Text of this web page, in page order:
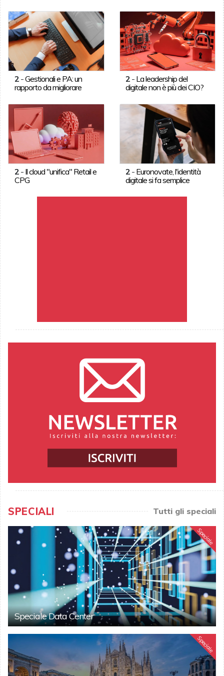
2-Gestionali e PA: un
rapporto da migliorare
2 - La leadership del
digitale non è più dei CIO?
2- Il cloud "unifica" Retail e
CPG
2 - Euronovate, l'identità
digitale si fa semplice
SPECIALI Tutti gli speciali
Speciale
Speciale Data Center
Speciale